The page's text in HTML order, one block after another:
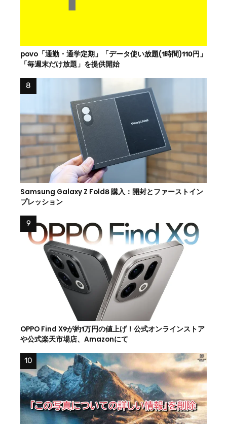
povo「通勤・通学定期」「データ使い放題(1時間)110円」
「毎週末だけ放題」を提供開始
Samsung Galaxy Z Fold8 購入：開封とファーストイン
プレッション
OPPO Find X9が約1万円の値上げ！公式オンラインストア
や公式楽天市場店、Amazonにて